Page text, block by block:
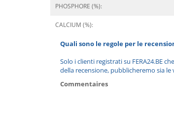
PHOSPHORE (%):
CALCIUM (%):
Quali sono le regole per le
Solo i clienti registrati su FERA24.BE
della recensione, pubblicheremo sia
Commentaires